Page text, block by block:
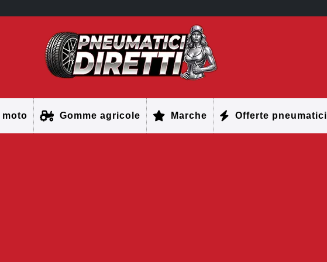
moto Gomme agricole Marche Offerte pneumatici